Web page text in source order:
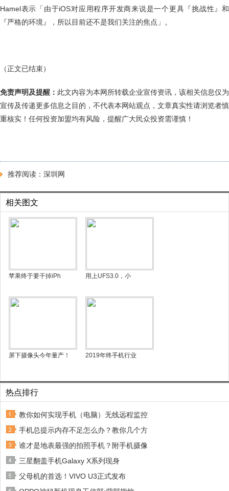
Hamel表示「由于iOS对应用程序开发商来说是一个更具『挑战性』和
『严格的环境』，所以目前还不是我们关注的焦点」。
（正文已结束）
免责声明及提醒： 此文内容为本网所转载企业宣传资讯，该相关信息仅为
宣传及传递更多信息之目的，不代表本网站观点，文章真实性请浏览者慎
重核实！任何投资加盟均有风险，提醒广大民众投资需谨慎！
推荐阅读： 深圳网
相关图文
苹果终于要干掉iPh 用上UFS3.0，小
屏下摄像头今年量产！ 2019年终手机行业
热点排行
教你如何实现手机（电脑）无线远程监控
手机总提示内存不足怎么办？教你几个方
谁才是地表最强的拍照手机？附手机摄像
三星翻盖手机Galaxy X系列现身
父母机的首选！VIVO U3正式发布